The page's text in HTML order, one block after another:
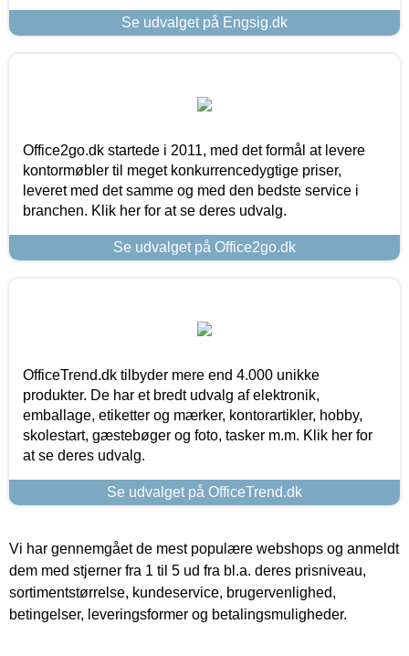
Se udvalget på Engsig.dk
Office2go.dk startede i 2011, med det formål at levere
kontormøbler til meget konkurrencedygtige priser,
leveret med det samme og med den bedste service i
branchen. Klik her for at se deres udvalg.
Se udvalget på Office2go.dk
OfficeTrend.dk tilbyder mere end 4.000 unikke
produkter. De har et bredt udvalg af elektronik,
emballage, etiketter og mærker, kontorartikler, hobby,
skolestart, gæstebøger og foto, tasker m.m. Klik her for
at se deres udvalg.
Se udvalget på OfficeTrend.dk
Vi har gennemgået de mest populære webshops og anmeldt
dem med stjerner fra 1 til 5 ud fra bl.a. deres prisniveau,
sortimentstørrelse, kundeservice, brugervenlighed,
betingelser, leveringsformer og betalingsmuligheder.